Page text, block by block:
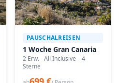
PAUSCHALREISEN
1 Woche Gran Canaria
2 Erw. - All Inclusive – 4
Sterne